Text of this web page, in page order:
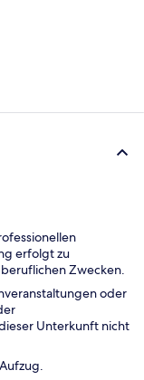
erfolgt zu
Zwecken.
oder
Unterkunft nicht